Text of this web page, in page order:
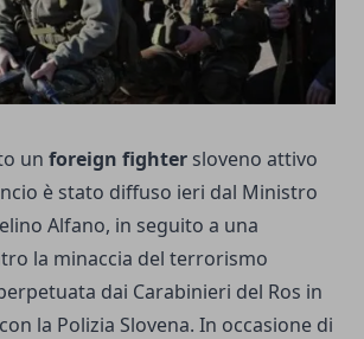
un foreign fighter sloveno attivo
è stato diffuso ieri dal Ministro
Alfano, in seguito a una
la minaccia del terrorismo
dai Carabinieri del Ros in
la Polizia Slovena. In occasione di